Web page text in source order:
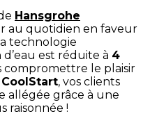
Hansgrohe
au quotidien en faveur
technologie
est réduite à 4
compromettre le plaisir
CoolStart, vos clients
allégée grâce à une
raisonnée !